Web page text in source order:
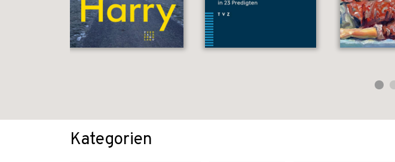
Kategorien